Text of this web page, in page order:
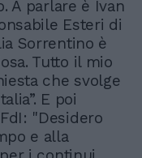
A parlare è Ivan
Esteri di
Sorrentino è
Tutto il mio
che svolge
E poi
"Desidero
e alla